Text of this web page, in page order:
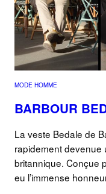
MODE HOMME
BARBOUR
La veste Bedale de
rapidement devenue
britannique. Conçue
eu l’immense